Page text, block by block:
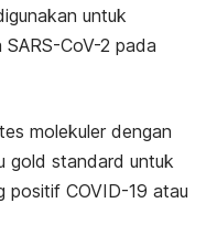
untuk
CoV-2 pada
molekuler dengan
gold standard untuk
positif COVID-19 atau